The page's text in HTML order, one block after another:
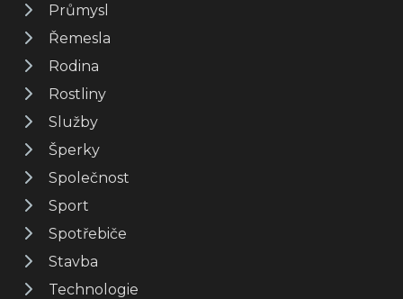
Průmysl
Řemesla
Rodina
Rostliny
Služby
Šperky
Společnost
Sport
Spotřebiče
Stavba
Technologie